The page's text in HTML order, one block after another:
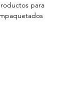
para